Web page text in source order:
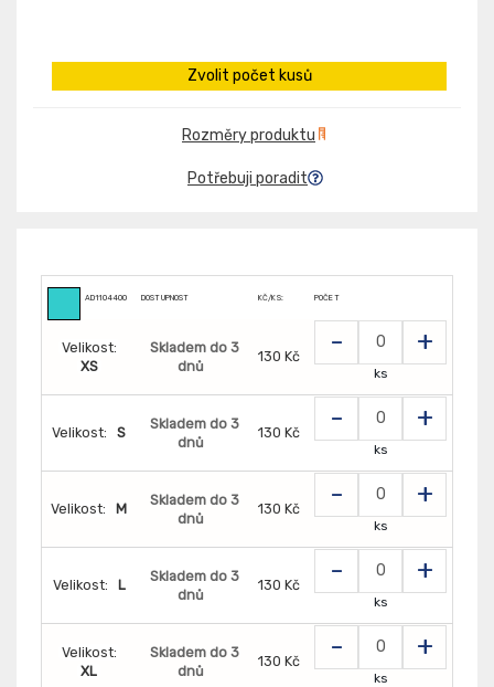
Zvolit počet kusů
Rozměry produktu
Potřebuji poradit
AD1104400 DOSTUPNOST KČ/KS: POČET
Velikost:
XS
Skladem do 3
dnů
130 Kč - +
ks
Velikost: S
Skladem do 3
dnů
130 Kč - +
ks
Velikost: M
Skladem do 3
dnů
130 Kč - +
ks
Velikost: L
Skladem do 3
dnů
130 Kč - +
ks
Velikost:
XL
Skladem do 3
dnů
130 Kč - +
ks